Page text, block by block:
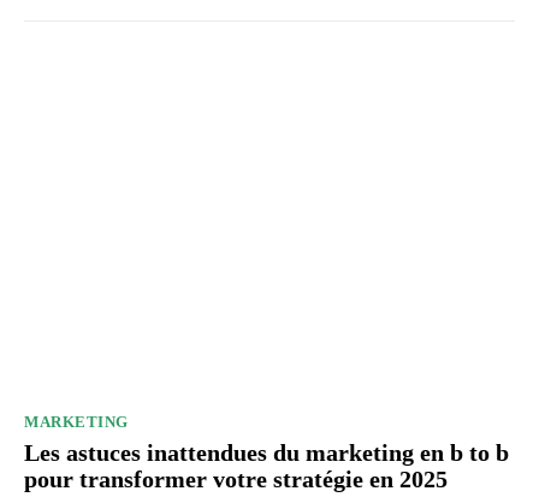
MARKETING
Les astuces inattendues du marketing en b to b
pour transformer votre stratégie en 2025